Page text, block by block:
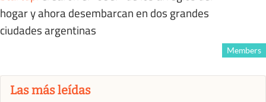
hogar y ahora desembarcan en dos grandes
ciudades argentinas
Members
Las más leídas